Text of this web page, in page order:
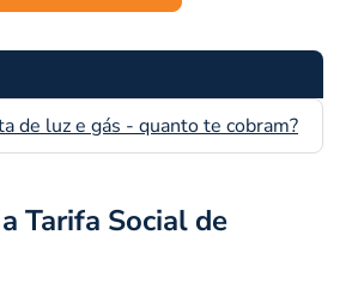
de luz e gás - quanto te cobram?
Tarifa Social de